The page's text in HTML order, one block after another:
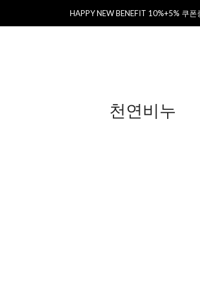
HAPPY NEW BENEFIT 10%+5% 쿠폰
천연비누